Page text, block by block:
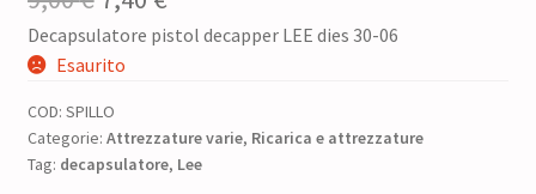
prezzo
era:
9,00 €.
prezzo
è:
7,40 €.
Decapsulatore pistol decapper LEE dies 30-06
Esaurito
COD: SPILLO
Categorie: Attrezzature varie, Ricarica e attrezzature
Tag: decapsulatore, Lee